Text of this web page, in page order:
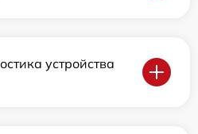
устройства